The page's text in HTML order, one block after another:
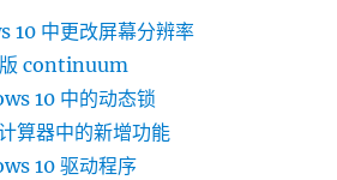
10 中更改屏幕分辨率
版 continuum
10 中的动态锁
算器中的新增功能
10 驱动程序